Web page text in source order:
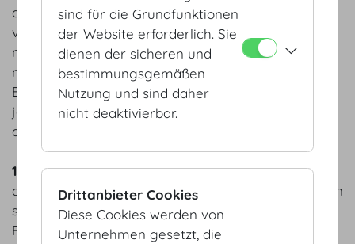
abzugeben. Kinderwägen sind in den dafür
vorgesehenen Bereichen abzustellen und dürfen
nicht in die weiteren Räumlichkeiten der HV
mitgenommen werden. Im Falle von Verlust oder
Beschädigung von abgegebenen Gegenständen ist
jegliche Haftung des Betreibers der HV
ausgeschlossen.
11.
Fundgegenstände sind beim Empfang
abzugeben. Nicht abgeholtes Gut wird innerhalb von
sieben Werktagen von der HV dem zuständigen
Fundamt übermittelt.
sind für die Grundfunktionen
der Website erforderlich. Sie
dienen der sicheren und
bestimmungsgemäßen
Nutzung und sind daher
nicht deaktivierbar.
Drittanbieter Cookies
Diese Cookies werden von
Unternehmen gesetzt, die